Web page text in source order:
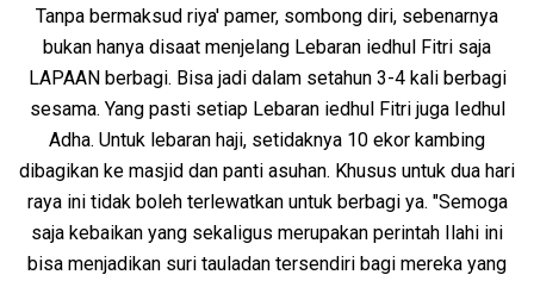
Tanpa bermaksud riya' pamer, sombong diri, sebenarnya
bukan hanya disaat menjelang Lebaran iedhul Fitri saja
LAPAAN berbagi. Bisa jadi dalam setahun 3-4 kali berbagi
sesama. Yang pasti setiap Lebaran iedhul Fitri juga Iedhul
Adha. Untuk lebaran haji, setidaknya 10 ekor kambing
dibagikan ke masjid dan panti asuhan. Khusus untuk dua hari
raya ini tidak boleh terlewatkan untuk berbagi ya. "Semoga
saja kebaikan yang sekaligus merupakan perintah Ilahi ini
bisa menjadikan suri tauladan tersendiri bagi mereka yang